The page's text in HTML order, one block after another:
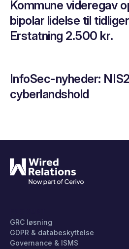
Kommune videregav
bipolar lidelse til
Erstatning 2.500 kr.
InfoSec-nyheder:
cyberlandshold
GRC løsning
GDPR & databeskyttelse
Governance & ISMS